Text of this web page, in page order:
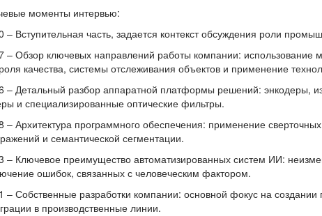
моменты интервью:
– Вступительная часть, задается контекст обсуждения роли
– Обзор ключевых направлений работы компании: использование
качества, системы отслеживания объектов и применение
– Детальный разбор аппаратной платформы решений: энкодеры,
и специализированные оптические фильтры.
– Архитектура программного обеспечения: применение
и семантической сегментации.
– Ключевое преимущество автоматизированных систем ИИ:
ошибок, связанных с человеческим фактором.
– Собственные разработки компании: основной фокус на
в производственные линии.